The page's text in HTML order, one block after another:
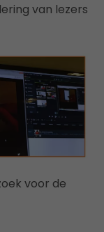
van lezers
voor de